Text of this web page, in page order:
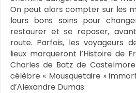
On peut alors compter sur les
leurs bons soins pour
restaurer et se reposer,
route. Parfois, les voyageurs
lieux marqueront l’Histoire de
Charles de Batz de
célèbre « Mousquetaire »
d’Alexandre Dumas.